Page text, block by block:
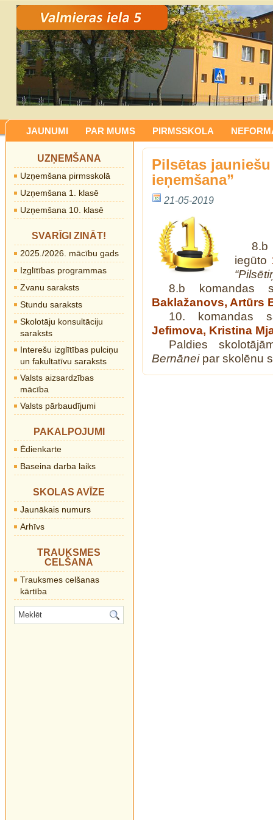
JAUNUMI PAR MUMS PIRMSSKOLA
UZŅEMŠANA
Uzņemšana pirmsskolā
Uzņemšana 1. klasē
Uzņemšana 10. klasē
SVARĪGI ZINĀT!
2025./2026. mācību gads
Izglītības programmas
Zvanu saraksts
Stundu saraksts
Skolotāju konsultāciju
saraksts
Interešu izglītības pulciņu
un fakultatīvu saraksts
Valsts aizsardzības
mācība
Valsts pārbaudījumi
PAKALPOJUMI
Ēdienkarte
Baseina darba laiks
SKOLAS AVĪZE
Jaunākais numurs
Arhīvs
TRAUKSMES
CELŠANA
Trauksmes celšanas
kārtība
Pilsētas
ieņemšana”
21-05-2019
iegūto
8.b komandas
Baklažanovs, Artūrs
10. komandas
Jefimova, Kristina
Paldies
Bernānei par skolēnu